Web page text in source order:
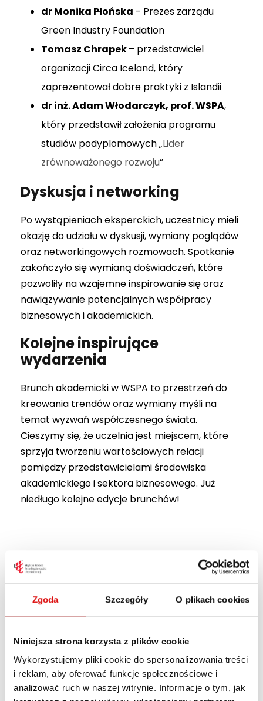
Zgoda Szczegóły O plikach cookies
Niniejsza strona korzysta z plików cookie
Wykorzystujemy pliki cookie do spersonalizowania treści
i reklam, aby oferować funkcje społecznościowe i
analizować ruch w naszej witrynie. Informacje o tym, jak
dr Monika Płońska – Prezes zarządu
Green Industry Foundation
Tomasz Chrapek– przedstawiciel
organizacji Circa Iceland, który
zaprezentował dobre praktyki z Islandii
dr inż. Adam Włodarczyk, prof. WSPA,
który przedstawił założenia programu
studiów podyplomowych „Lider
zrównoważonego rozwoju”
Dyskusja i networking
Po wystąpieniach eksperckich, uczestnicy mieli
okazję do udziału w dyskusji, wymiany poglądów
oraz networkingowych rozmowach. Spotkanie
zakończyło się wymianą doświadczeń, które
pozwoliły na wzajemne inspirowanie się oraz
nawiązywanie potencjalnych współpracy
biznesowych i akademickich.
Kolejne inspirujące
wydarzenia
Brunch akademicki w WSPA to przestrzeń do
kreowania trendów oraz wymiany myśli na
temat wyzwań współczesnego świata.
Cieszymy się, że uczelnia jest miejscem, które
sprzyja tworzeniu wartościowych relacji
pomiędzy przedstawicielami środowiska
akademickiego i sektora biznesowego. Już
niedługo kolejne edycje brunchów!